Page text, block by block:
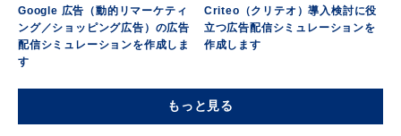
Google 広告（動的リマーケティ
ング／ショッピング広告）の広告
配信シミュレーションを作成しま
す
Criteo（クリテオ）導入検討に役
立つ広告配信シミュレーションを
作成します
もっと見る